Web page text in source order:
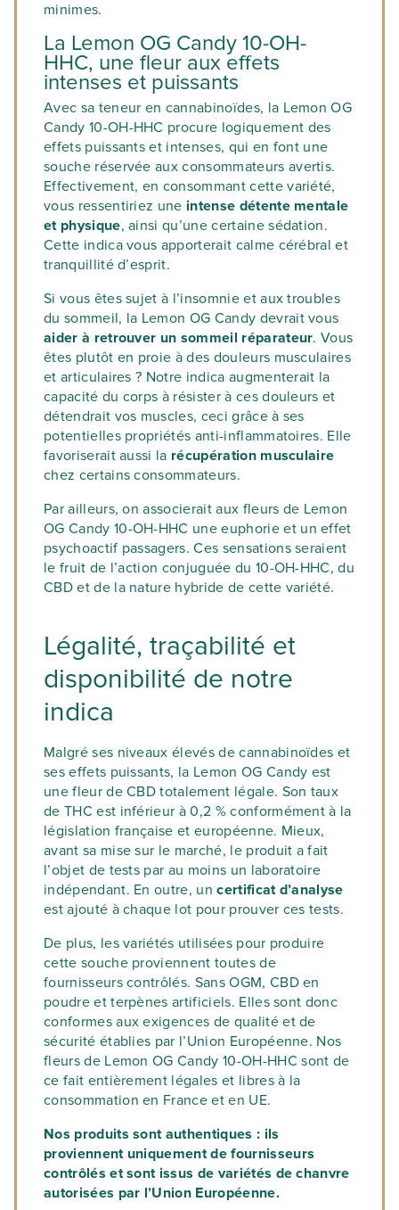
minimes.
La Lemon OG Candy 10-OH-
HHC, une fleur aux effets
intenses et puissants
Avec sa teneur en cannabinoïdes, la Lemon OG
Candy 10-OH-HHC procure logiquement des
effets puissants et intenses, qui en font une
souche réservée aux consommateurs avertis.
Effectivement, en consommant cette variété,
vous ressentiriez une intense détente mentale
et physique, ainsi qu’une certaine sédation.
Cette indica vous apporterait calme cérébral et
tranquillité d’esprit.
Si vous êtes sujet à l’insomnie et aux troubles
du sommeil, la Lemon OG Candy devrait vous
aider à retrouver un sommeil réparateur. Vous
êtes plutôt en proie à des douleurs musculaires
et articulaires ? Notre indica augmenterait la
capacité du corps à résister à ces douleurs et
détendrait vos muscles, ceci grâce à ses
potentielles propriétés anti-inflammatoires. Elle
favoriserait aussi la récupération musculaire
chez certains consommateurs.
Par ailleurs, on associerait aux fleurs de Lemon
OG Candy 10-OH-HHC une euphorie et un effet
psychoactif passagers. Ces sensations seraient
le fruit de l’action conjuguée du 10-OH-HHC, du
CBD et de la nature hybride de cette variété.
Légalité, traçabilité et
disponibilité de notre
indica
Malgré ses niveaux élevés de cannabinoïdes et
ses effets puissants, la Lemon OG Candy est
une fleur de CBD totalement légale. Son taux
de THC est inférieur à 0,2 % conformément à la
législation française et européenne. Mieux,
avant sa mise sur le marché, le produit a fait
l’objet de tests par au moins un laboratoire
indépendant. En outre, uncertificat d’analyse
est ajouté à chaque lot pour prouver ces tests.
De plus, les variétés utilisées pour produire
cette souche proviennent toutes de
fournisseurs contrôlés. Sans OGM, CBD en
poudre et terpènes artificiels. Elles sont donc
conformes aux exigences de qualité et de
sécurité établies par l’Union Européenne. Nos
fleurs de Lemon OG Candy 10-OH-HHC sont de
ce fait entièrement légales et libres à la
consommation en France et en UE.
Nos produits sont authentiques : ils
proviennent uniquement de fournisseurs
contrôlés et sont issus de variétés de chanvre
autorisées par l’Union Européenne.